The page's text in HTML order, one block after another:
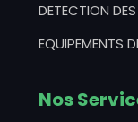
DETECTION
EQUIPEMENTS
Nos